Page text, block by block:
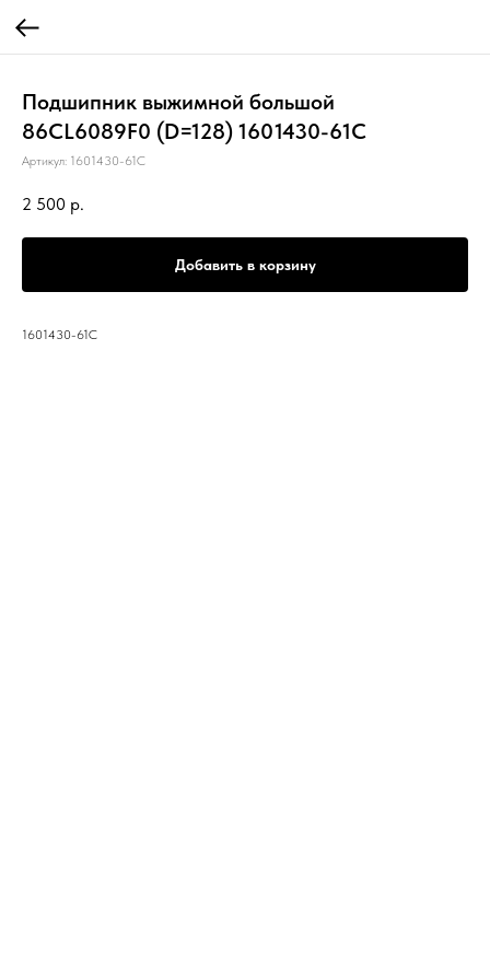
Подшипник выжимной большой
86CL6089F0 (D=128) 1601430-61C
Артикул: 1601430-61C
2 500 р.
Добавить в корзину
1601430-61C